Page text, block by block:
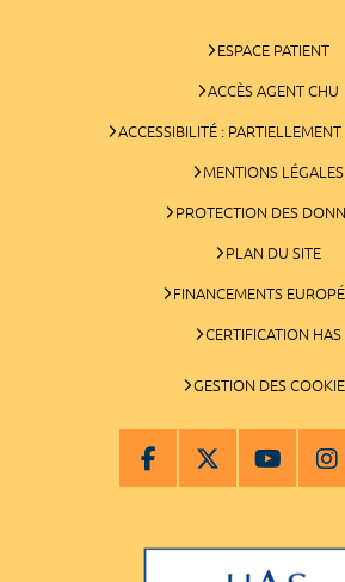
ESPACE PATIENT
ACCÈS AGENT CHU
ACCESSIBILITÉ :
MENTIONS LÉGALES
PROTECTION DES
PLAN DU SITE
FINANCEMENTS
CERTIFICATION HAS
GESTION DES